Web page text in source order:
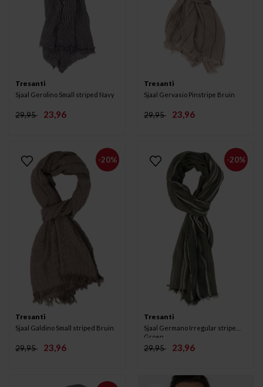
Tresanti
Sjaal Gerolino Small striped Navy
29,95 23,96
Tresanti
Sjaal Gervasio Pinstripe Bruin
29,95 23,96
-20%
Tresanti
Sjaal Galdino Small striped Bruin
29,95 23,96
-20%
Tresanti
Sjaal Germano Irregular stripe
Groen
29,95 23,96